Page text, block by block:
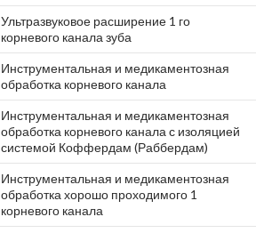
Ультразвуковое расширение 1 го
корневого канала зуба
Инструментальная и медикаментозная
обработка корневого канала
Инструментальная и медикаментозная
обработка корневого канала с изоляцией
системой Коффердам (Раббердам)
Инструментальная и медикаментозная
обработка хорошо проходимого 1
корневого канала